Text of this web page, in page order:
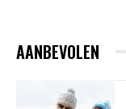
AANBEVOLEN